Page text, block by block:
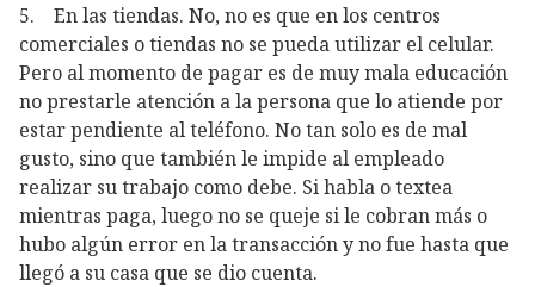
5. En las tiendas. No, no es que en los centros
comerciales o tiendas no se pueda utilizar el celular.
Pero al momento de pagar es de muy mala educación
no prestarle atención a la persona que lo atiende por
estar pendiente al teléfono. No tan solo es de mal
gusto, sino que también le impide al empleado
realizar su trabajo como debe. Si habla o textea
mientras paga, luego no se queje si le cobran más o
hubo algún error en la transacción y no fue hasta que
llegó a su casa que se dio cuenta.